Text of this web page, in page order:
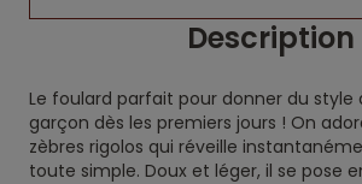
Description
Le foulard parfait pour donner du
garçon dès les premiers jours ! On
zèbres rigolos qui réveille
toute simple. Doux et léger, il se pose